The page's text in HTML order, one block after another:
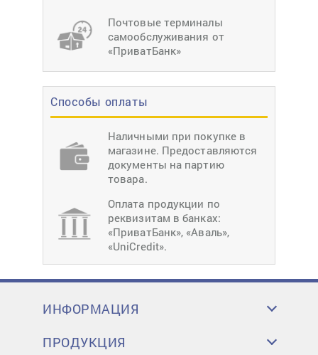
Почтовые терминалы
самообслуживания от
«ПриватБанк»
Способы оплаты
Наличными при покупке в
магазине. Предоставляются
документы на партию
товара.
Оплата продукции по
реквизитам в банках:
«ПриватБанк», «Аваль»,
«UniCredit».
ИНФОРМАЦИЯ
ПРОДУКЦИЯ